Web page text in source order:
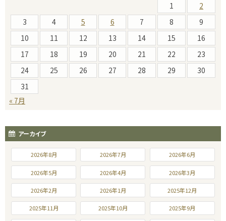
1
2
3
4 5 6 7 8
9
10
11 12 13 14 15
16
17
18 19 20 21 22
23
24
25 26 27 28 29
30
31
« 7月
アーカイブ
2026年8月 2026年7月 2026年6月
2026年5月 2026年4月 2026年3月
2026年2月 2026年1月 2025年12月
2025年11月 2025年10月 2025年9月